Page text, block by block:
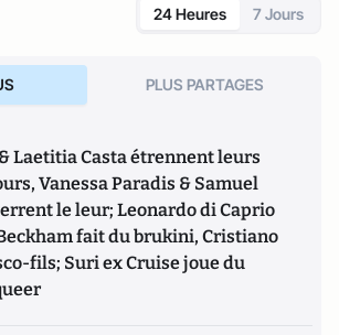
24 Heures 7 Jours
PLUS PARTAGES
Laetitia Casta étrennent leurs
Vanessa Paradis & Samuel
le leur; Leonardo di Caprio
fait du brukini, Cristiano
fils; Suri ex Cruise joue du